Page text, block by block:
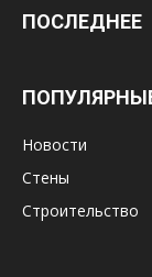
ПОСЛЕДНЕЕ
Новости
Стены
Строительство